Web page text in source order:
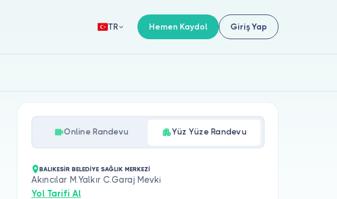
TR Hemen Kaydol Giriş Yap
Online Randevu Yüz Yüze Randevu
BALIKESİR BELEDİYE SAĞLIK MERKEZİ
Akıncılar M.Yalkır C.Garaj Mevki
Yol Tarifi Al